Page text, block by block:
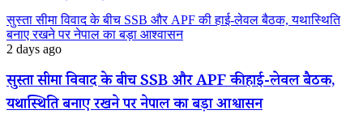
सुस्ता सीमा विवाद के बीच SSB और APF की हाई-लेवल बैठक, यथास्थिति
बनाए रखने पर नेपाल का बड़ा आश्वासन
2 days ago
सुस्ता सीमा विवाद के बीच SSB और APF की हाई-लेवल बैठक,
यथास्थिति बनाए रखने पर नेपाल का बड़ा आश्वासन